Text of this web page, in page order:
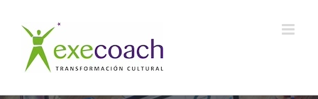
contenido